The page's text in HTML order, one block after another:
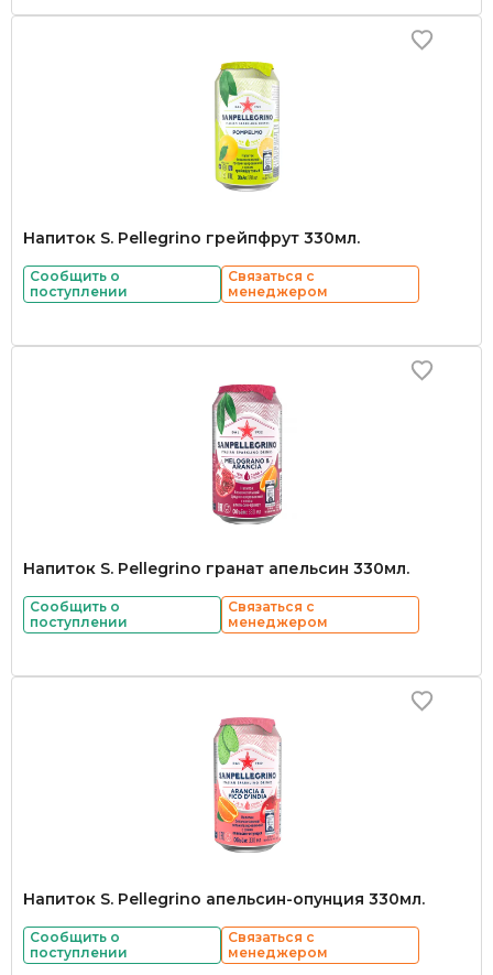
Напиток S. Pellegrino грейпфрут 330мл.
Сообщить о
поступлении
Связаться с
менеджером
Напиток S. Pellegrino гранат апельсин 330мл.
Сообщить о
поступлении
Связаться с
менеджером
Напиток S. Pellegrino апельсин-опунция 330мл.
Сообщить о
поступлении
Связаться с
менеджером